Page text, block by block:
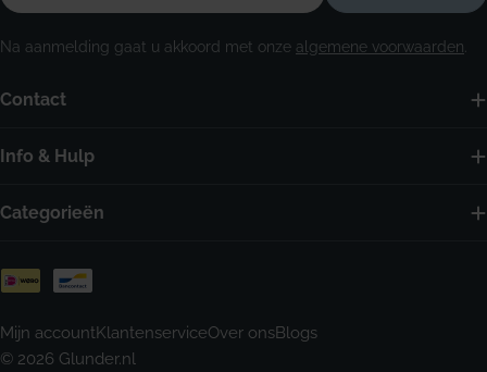
Contact
Info & Hulp
Categorieën
mail
Na aanmelding gaat u akkoord met onze algemene voorwaarden
Betaalmethoden
© 2026 Glunder.nl
Mijn accountKlantenserviceOver onsBlogs